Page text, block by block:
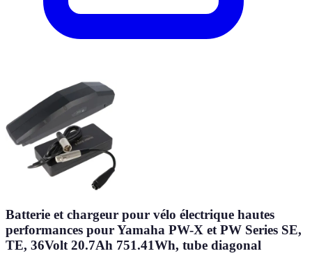
Batterie et chargeur pour vélo électrique hautes
performances pour Yamaha PW-X et PW Series SE,
TE, 36Volt 20.7Ah 751.41Wh, tube diagonal